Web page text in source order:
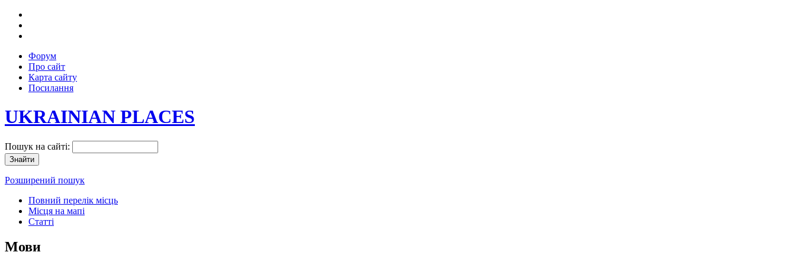
Форум
Про сайт
Карта сайту
Посилання
UKRAINIAN PLACES
Пошук на сайті:
Розширений пошук
Повний перелік місць
Місця на мапі
Статті
Мови